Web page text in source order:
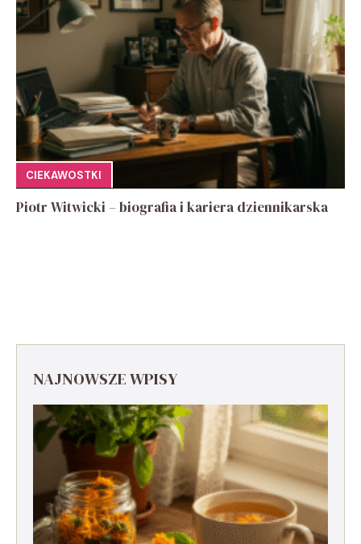
CIEKAWOSTKI
Piotr Witwicki – biografia i kariera dziennikarska
NAJNOWSZE WPISY